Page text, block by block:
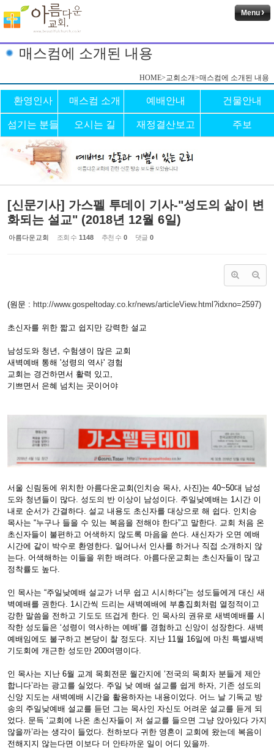
Menu
매스컴에 소개된 내용
HOME>교회소개>매스컴에 소개된 내용
환영인사 매스컴 소개 예배안내 건물안내
섬기는 분들 오시는 길 재정결산보고 주보
[신문기사] 가스펠 투데이 기사-"성도의 삶이 변
화되는 설교" (2018년 12월 6일)
아름다운교회 조회 수 1148 추천 수 0 댓글 0
(원문 : http://www.gospeltoday.co.kr/news/articleView.html?idxno=2597)
초신자를 위한 짧고 쉽지만 강력한 설교
남성도와 청년, 수험생이 많은 교회
새벽예배 통해 '성령의 역사' 경험
교회는 경건하면서 활력 있고,
기쁘면서 은혜 넘치는 곳이어야
서울 신림동에 위치한 아름다운교회(인치승 목사, 사진)는 40~50대 남성
도와 청년들이 많다. 성도의 반 이상이 남성이다. 주일낮예배는 1시간 이
내로 순서가 간결하다. 설교 내용도 초신자를 대상으로 해 쉽다. 인치승
목사는 “누구나 들을 수 있는 복음을 전해야 한다”고 말한다. 교회 처음 온
초신자들이 불편하고 어색하지 않도록 마음을 쓴다. 새신자가 오면 예배
시간에 같이 박수로 환영한다. 일어나서 인사를 하거나 직접 소개하지 않
는다. 어색해하는 이들을 위한 배려다. 아름다운교회는 초신자들이 많고
정착률도 높다.
인 목사는 “주일낮예배 설교가 너무 쉽고 시시하다”는 성도들에게 대신 새
벽예배를 권한다. 1시간씩 드리는 새벽예배에 부흥집회처럼 열정적이고
강한 말씀을 전하고 기도도 뜨겁게 한다. 인 목사의 권유로 새벽예배를 시
작한 성도들은 ‘성령이 역사하는 예배’를 경험하고 신앙이 성장한다. 새벽
예배임에도 불구하고 본당이 찰 정도다. 지난 11월 16일에 마친 특별새벽
기도회에 개근한 성도만 200여명이다.
인 목사는 지난 6월 교계 목회전문 월간지에 ‘전국의 목회자 분들게 제안
합니다’라는 광고를 실었다. 주일 낮 예배 설교를 쉽게 하자, 기존 성도의
신앙 지도는 새벽예배 시간을 활용하자는 내용이었다. 어느 날 기독교 방
송의 주일낮예배 설교를 듣던 그는 목사인 자신도 어려운 설교를 듣게 되
었다. 문득 ‘교회에 나온 초신자들이 저 설교를 들으면 그냥 앉아있다 가지
않을까’라는 생각이 들었다. 천하보다 귀한 영혼이 교회에 왔는데 복음이
전해지지 않는다면 이보다 더 안타까운 일이 어디 있을까.